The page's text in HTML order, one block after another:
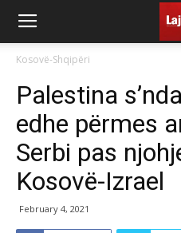
Kosovë-Shqipëri
Palestina
edhe përmes
Serbi pas
Kosovë-Izrael
February 4, 2021